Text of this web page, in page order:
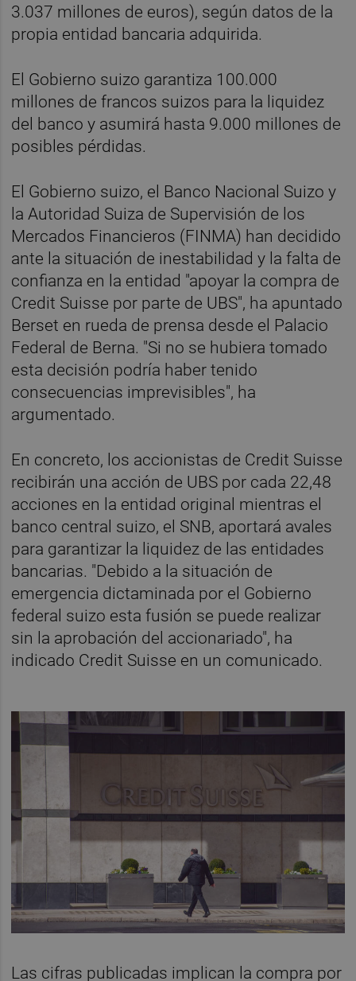
3.037 millones de euros), según datos de la
propia entidad bancaria adquirida.
El Gobierno suizo garantiza 100.000
millones de francos suizos para la liquidez
del banco y asumirá hasta 9.000 millones de
posibles pérdidas.
El Gobierno suizo, el Banco Nacional Suizo y
la Autoridad Suiza de Supervisión de los
Mercados Financieros (FINMA) han decidido
ante la situación de inestabilidad y la falta de
confianza en la entidad "apoyar la compra de
Credit Suisse por parte de UBS", ha apuntado
Berset en rueda de prensa desde el Palacio
Federal de Berna. "Si no se hubiera tomado
esta decisión podría haber tenido
consecuencias imprevisibles", ha
argumentado.
En concreto, los accionistas de Credit Suisse
recibirán una acción de UBS por cada 22,48
acciones en la entidad original mientras el
banco central suizo, el SNB, aportará avales
para garantizar la liquidez de las entidades
bancarias. "Debido a la situación de
emergencia dictaminada por el Gobierno
federal suizo esta fusión se puede realizar
sin la aprobación del accionariado", ha
indicado Credit Suisse en un comunicado.
Las cifras publicadas implican la compra por